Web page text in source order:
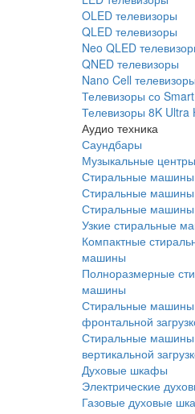
OLED телевизоры
QLED телевизоры
Neo QLED
QNED телевизоры
Nano Cell телевизоры
Телевизоры со
Телевизоры 8K Ultra
Аудио техника
Саундбары
Музыкальные центры
Стиральные машины
Стиральные
Стиральные машины
Узкие стиральные
Компактные
машины
Полноразмерные
машины
Стиральные
фронтальной
Стиральные
вертикальной
Духовые шкафы
Электрические
Газовые духовые